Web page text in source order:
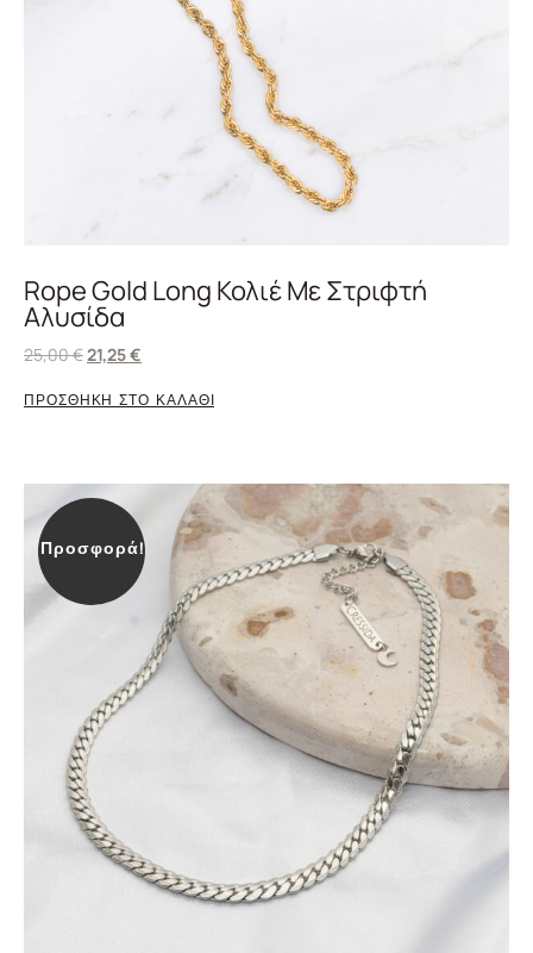
Rope Gold Long Κολιέ Με Στριφτή
Αλυσίδα
25,00€21,25€
ΠΡΟΣΘΗΚΗ ΣΤΟ ΚΑΛΑΘΙ
Προσφορά!